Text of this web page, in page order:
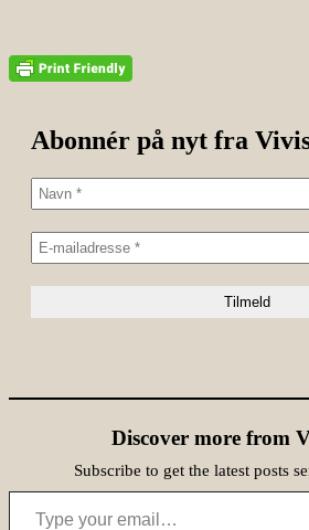
Abonnér på nyt fra
Discover more from
Subscribe to get the latest posts
Type your email…